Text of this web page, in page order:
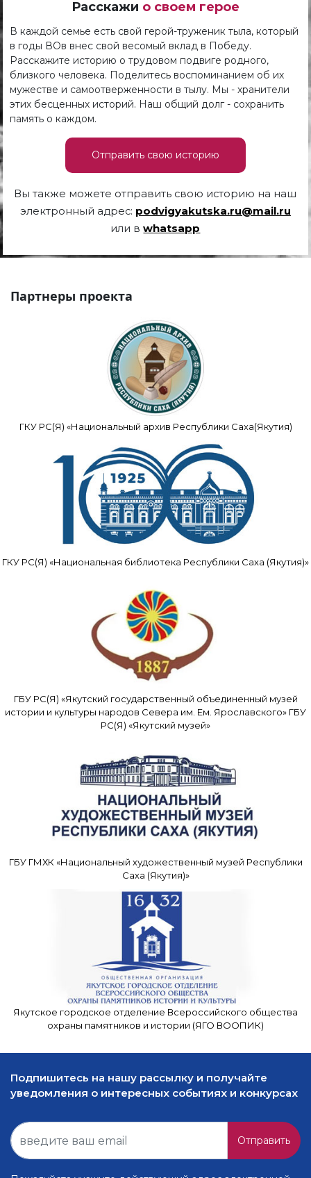
Расскажи о своем герое
В каждой семье есть свой герой-труженик тыла, который
в годы ВОв внес свой весомый вклад в Победу.
Расскажите историю о трудовом подвиге родного,
близкого человека. Поделитесь воспоминанием об их
мужестве и самоотверженности в тылу. Мы - хранители
этих бесценных историй. Наш общий долг - сохранить
память о каждом.
Отправить свою историю
Вы также можете отправить свою историю на наш
электронный адрес: podvigyakutska.ru@mail.ru
или вwhatsapp
Партнеры проекта
ГКУ РС(Я) «Национальный архив Республики Саха(Якутия)
ГКУ РС(Я) «Национальная библиотека Республики Саха (Якутия)»
ГБУ РС(Я) «Якутский государственный объединенный музей
истории и культуры народов Севера им. Ем. Ярославского» ГБУ
РС(Я) «Якутский музей»
ГБУ ГМХК «Национальный художественный музей Республики
Саха (Якутия)»
Якутское городское отделение Всероссийского общества
охраны памятников и истории (ЯГО ВООПИК)
Подпишитесь на нашу рассылку и получайте
уведомления о интересных событиях и конкурсах
Отправить